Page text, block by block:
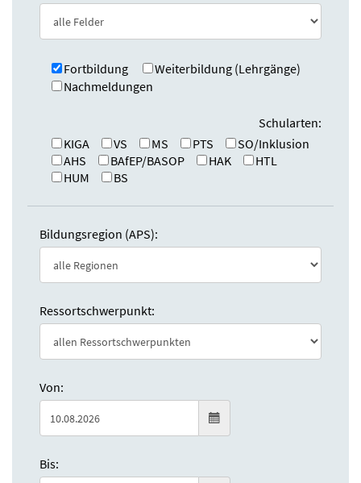
Fortbildung
Weiterbildung (Lehrgänge)
Nachmeldungen
Schularten:
KIGA
VS MS PTS
SO/Inklusion
AHS
BAfEP/BASOP HAK
HTL
HUM
BS
Bildungsregion (APS):
Ressortschwerpunkt:
Von:
Bis: